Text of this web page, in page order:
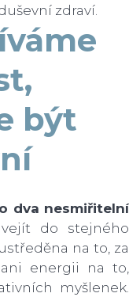
zdraví.
být
dva nesmiřitelní
do stejného
na to, za
energii na to,
myšlenek.